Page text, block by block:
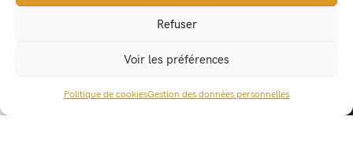
Refuser
Voir les préférences
Politique de cookiesGestion des données personnelles